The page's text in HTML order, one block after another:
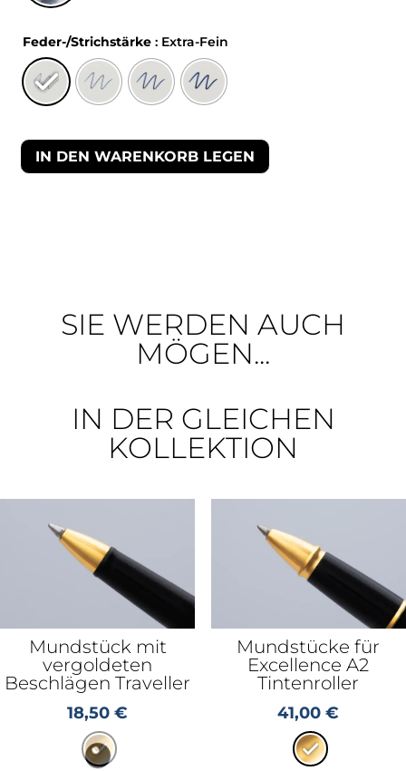
Feder-/Strichstärke : Extra-Fein
IN DEN WARENKORB LEGEN
SIE WERDEN AUCH
MÖGEN...
IN DER GLEICHEN
KOLLEKTION
Mundstück mit
vergoldeten
Beschlägen Traveller
18,50€
Mundstücke für
Excellence A2
Tintenroller
41,00€